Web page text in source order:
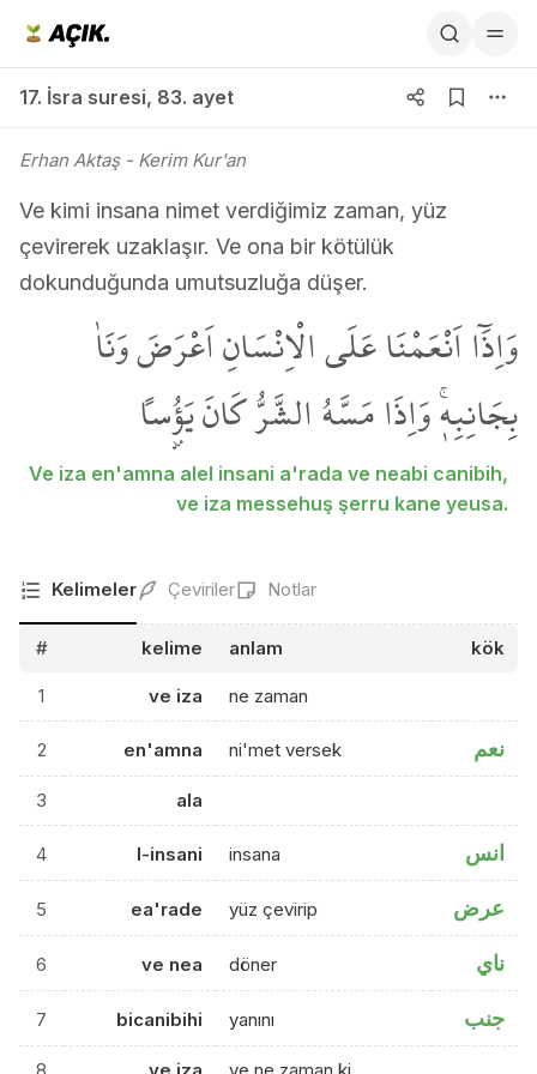
17. İsra suresi, 83. ayet
Erhan Aktaş- Kerim Kur'an
Ve kimi insana nimet verdiğimiz zaman, yüz
çevirerek uzaklaşır. Ve ona bir kötülük
dokunduğunda umutsuzluğa düşer.
وَاِذَٓا اَنْعَمْنَا عَلَى الْاِنْسَانِ اَعْرَضَ وَنَاٰ
بِجَانِبِه۪ۚ وَاِذَا مَسَّهُ الشَّرُّ كَانَ يَؤُ۫ساً
Ve iza en'amna alel insani a'rada ve neabi canibih,
ve iza messehuş şerru kane yeusa.
Kelimeler Çeviriler Notlar
# kelime anlam kök
1 ve iza ne zaman
2 en'amna ni'met versek نعم
3 ala
4 l-insani insana انس
5 ea'rade yüz çevirip عرض
6 ve nea döner ناي
7 bicanibihi yanını جنب